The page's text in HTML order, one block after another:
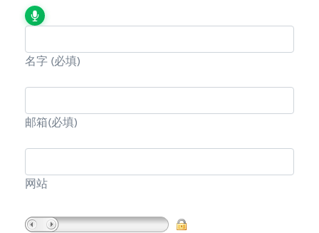
名字 (必填)
邮箱(必填)
网站